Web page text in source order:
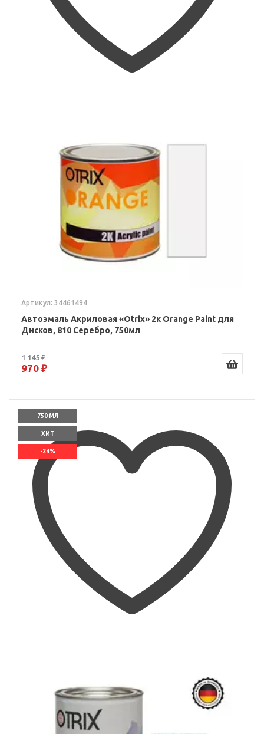
Артикул: 34461494
Автоэмаль Акриловая «Otrix» 2к Orange Paint для
Дисков, 810 Серебро, 750мл
1 145 ₽
970 ₽
750 МЛ
ХИТ
-24%